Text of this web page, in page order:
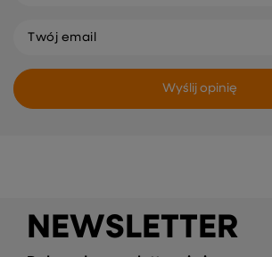
Twój email
Wyślij opinię
NEWSLETTER